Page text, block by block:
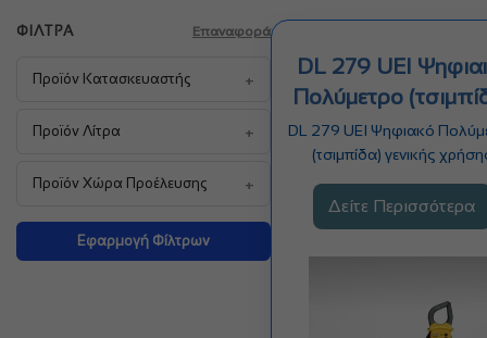
ΦΊΛΤΡΑ Επαναφορά
Προϊόν Κατασκευαστής +
Προϊόν Λίτρα +
Προϊόν Χώρα Προέλευσης +
Εφαρμογή Φίλτρων
DL 279 UEI
Πολύμετρο
DL 279 UEI Ψηφιακό
(τσιμπίδα) γενικής
Δείτε Περισσότερα